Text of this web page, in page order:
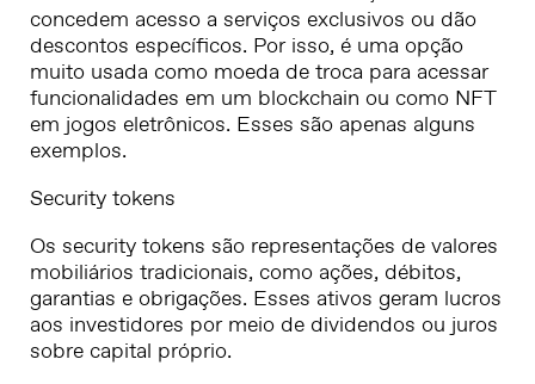
concedem acesso a serviços exclusivos ou dão
descontos específicos. Por isso, é uma opção
muito usada como moeda de troca para acessar
funcionalidades em um blockchain ou como NFT
em jogos eletrônicos. Esses são apenas alguns
exemplos.
Security tokens
Os security tokens são representações de valores
mobiliários tradicionais, como ações, débitos,
garantias e obrigações. Esses ativos geram lucros
aos investidores por meio de dividendos ou juros
sobre capital próprio.